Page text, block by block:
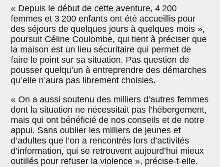
« Depuis le début de cette aventure, 4 200
femmes et 3 200 enfants ont été accueillis pour
des séjours de quelques jours à quelques mois »,
poursuit Céline Coulombe, qui tient à préciser que
la maison est un lieu sécuritaire qui permet de
faire le point sur sa situation. Pas question de
pousser quelqu’un à entreprendre des démarches
qu’elle n’aura pas librement choisies.
« On a aussi soutenu des milliers d’autres femmes
dont la situation ne nécessitait pas l’hébergement,
mais qui ont bénéficié de nos conseils et de notre
appui. Sans oublier les milliers de jeunes et
d’adultes que l’on a rencontrés lors d’activités
d’information, qui se retrouvent aujourd’hui mieux
outillés pour refuser la violence », précise-t-elle.